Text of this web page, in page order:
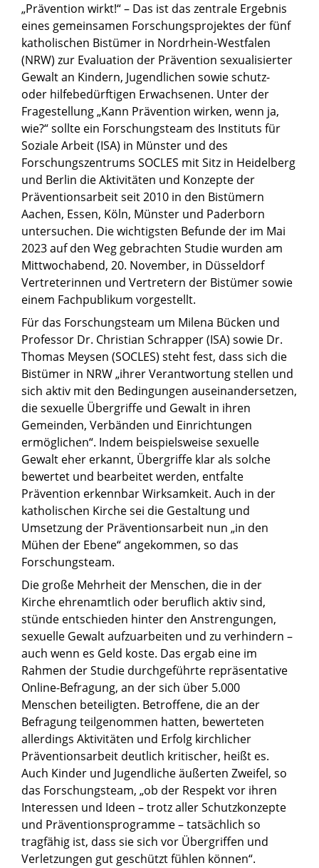
„Prävention wirkt!“ – Das ist das zentrale Ergebnis
eines gemeinsamen Forschungsprojektes der fünf
katholischen Bistümer in Nordrhein-Westfalen
(NRW) zur Evaluation der Prävention sexualisierter
Gewalt an Kindern, Jugendlichen sowie schutz-
oder hilfebedürftigen Erwachsenen. Unter der
Fragestellung „Kann Prävention wirken, wenn ja,
wie?“ sollte ein Forschungsteam des Instituts für
Soziale Arbeit (ISA) in Münster und des
Forschungszentrums SOCLES mit Sitz in Heidelberg
und Berlin die Aktivitäten und Konzepte der
Präventionsarbeit seit 2010 in den Bistümern
Aachen, Essen, Köln, Münster und Paderborn
untersuchen. Die wichtigsten Befunde der im Mai
2023 auf den Weg gebrachten Studie wurden am
Mittwochabend, 20. November, in Düsseldorf
Vertreterinnen und Vertretern der Bistümer sowie
einem Fachpublikum vorgestellt.
Für das Forschungsteam um Milena Bücken und
Professor Dr. Christian Schrapper (ISA) sowie Dr.
Thomas Meysen (SOCLES) steht fest, dass sich die
Bistümer in NRW „ihrer Verantwortung stellen und
sich aktiv mit den Bedingungen auseinandersetzen,
die sexuelle Übergriffe und Gewalt in ihren
Gemeinden, Verbänden und Einrichtungen
ermöglichen“. Indem beispielsweise sexuelle
Gewalt eher erkannt, Übergriffe klar als solche
bewertet und bearbeitet werden, entfalte
Prävention erkennbar Wirksamkeit. Auch in der
katholischen Kirche sei die Gestaltung und
Umsetzung der Präventionsarbeit nun „in den
Mühen der Ebene“ angekommen, so das
Forschungsteam.
Die große Mehrheit der Menschen, die in der
Kirche ehrenamtlich oder beruflich aktiv sind,
stünde entschieden hinter den Anstrengungen,
sexuelle Gewalt aufzuarbeiten und zu verhindern –
auch wenn es Geld koste. Das ergab eine im
Rahmen der Studie durchgeführte repräsentative
Online-Befragung, an der sich über 5.000
Menschen beteiligten. Betroffene, die an der
Befragung teilgenommen hatten, bewerteten
allerdings Aktivitäten und Erfolg kirchlicher
Präventionsarbeit deutlich kritischer, heißt es.
Auch Kinder und Jugendliche äußerten Zweifel, so
das Forschungsteam, „ob der Respekt vor ihren
Interessen und Ideen – trotz aller Schutzkonzepte
und Präventionsprogramme – tatsächlich so
tragfähig ist, dass sie sich vor Übergriffen und
Verletzungen gut geschützt fühlen können“.